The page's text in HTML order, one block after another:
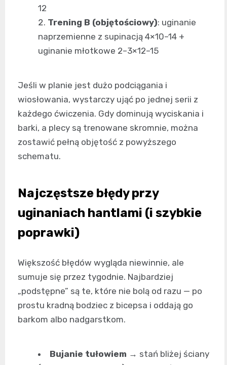
12
Trening B (objętościowy): uginanie
naprzemienne z supinacją 4×10–14 +
uginanie młotkowe 2–3×12–15
Jeśli w planie jest dużo podciągania i
wiosłowania, wystarczy ująć po jednej serii z
każdego ćwiczenia. Gdy dominują wyciskania i
barki, a plecy są trenowane skromnie, można
zostawić pełną objętość z powyższego
schematu.
Najczęstsze błędy przy
uginaniach hantlami (i szybkie
poprawki)
Większość błędów wygląda niewinnie, ale
sumuje się przez tygodnie. Najbardziej
„podstępne” są te, które nie bolą od razu — po
prostu kradną bodziec z bicepsa i oddają go
barkom albo nadgarstkom.
Bujanie tułowiem → stań bliżej ściany